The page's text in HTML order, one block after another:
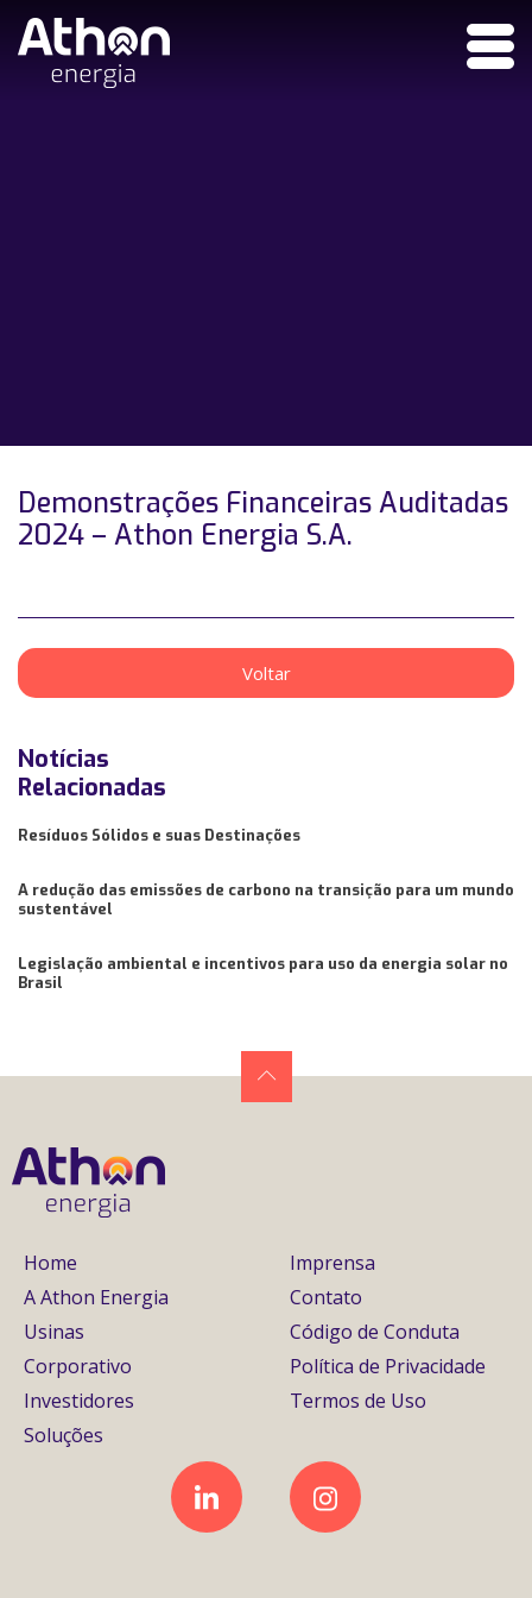
Demonstrações Financeiras Auditadas
2024 – Athon Energia S.A.
Voltar
Notícias
Relacionadas
Resíduos Sólidos e suas Destinações
A redução das emissões de carbono na transição para um mundo
sustentável
Legislação ambiental e incentivos para uso da energia solar no
Brasil
Home
A Athon Energia
Usinas
Corporativo
Investidores
Soluções
Imprensa
Contato
Código de Conduta
Política de Privacidade
Termos de Uso